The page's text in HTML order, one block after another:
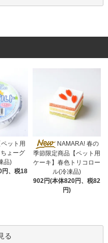
ット用
ょーグ
品)
円、税18
NAMARA! 春の
季節限定商品【ペット用
ケーキ】春色トリコロー
ル(冷凍品)
902円(本体820円、税82
円)
る